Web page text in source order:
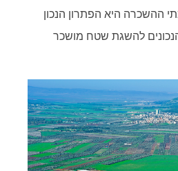
ההשכרה היא הפתרון הנכון
להשגת שטח מושכר